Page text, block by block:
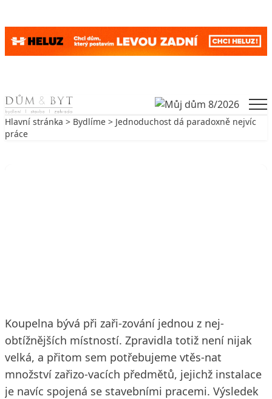
Skip to content
Hlavní stránka > Bydlíme > Jednoduchost dá paradoxně nejvíc
práce
Koupelna bývá při zaři-zování jednou z nej-
obtížnějších místností. Zpravidla totiž není nijak
velká, a přitom sem potřebujeme vtěs-nat
množství zařizo-vacích předmětů, jejichž instalace
je navíc spojená se stavebními pracemi. Výsledek